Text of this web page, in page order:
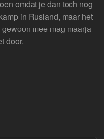
omdat je dan toch nog
in Rusland, maar het
mee mag maarja
door.